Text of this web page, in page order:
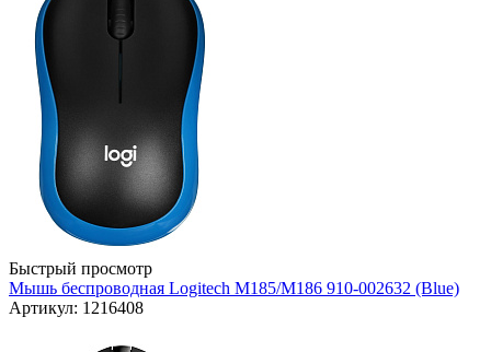
Быстрый просмотр
Мышь беспроводная Logitech M185/M186 910-002632 (Blue)
Артикул: 1216408